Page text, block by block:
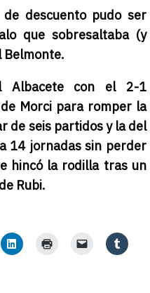
descuento pudo ser
que sobresaltaba (y
Belmonte.
Albacete con el 2-1
Morci para romper la
de seis partidos y la del
14 jornadas sin perder
hincó la rodilla tras un
Rubi.